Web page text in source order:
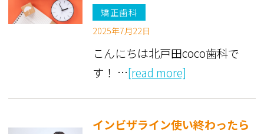
矯正歯科
2025年7月22日
こんにちは北戸田coco歯科で
す！ …[read more]
インビザライン使い終わったら